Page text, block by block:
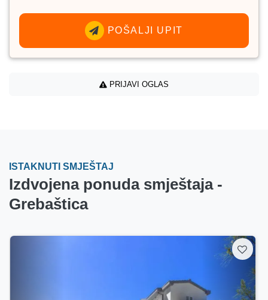
POŠALJI UPIT
PRIJAVI OGLAS
ISTAKNUTI SMJEŠTAJ
Izdvojena ponuda smještaja -
Grebaštica